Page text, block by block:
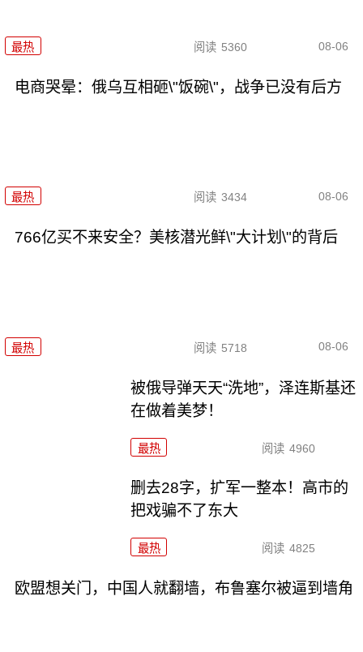
最热 阅读 5360 08-06
电商哭晕：俄乌互相砸\"饭碗\"，战争已没有后方
最热 阅读 3434 08-06
766亿买不来安全？美核潜光鲜\"大计划\"的背后
最热 阅读 5718 08-06
被俄导弹天天“洗地”，泽连斯基还
在做着美梦！
最热 阅读 4960
删去28字，扩军一整本！高市的
把戏骗不了东大
最热 阅读 4825
欧盟想关门，中国人就翻墙，布鲁塞尔被逼到墙角